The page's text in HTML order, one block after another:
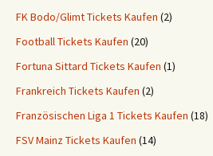
FK Bodo/Glimt Tickets Kaufen (2)
Football Tickets Kaufen (20)
Fortuna Sittard Tickets Kaufen (1)
Frankreich Tickets Kaufen (2)
Französischen Liga 1 Tickets Kaufen (18)
FSV Mainz Tickets Kaufen (14)